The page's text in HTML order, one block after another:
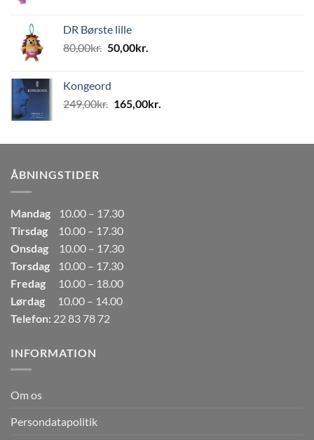
var:
80,00kr..50,00kr..
DR Børste lille
80,00kr. Den
var:
80,00kr..
50,00kr.
50,00kr..
Kongeord
249,00kr. Den
var:
165,00kr.
er:
ÅBNINGSTIDER
Mandag
10.00 – 17.30
Tirsdag
10.00 – 17.30
Onsdag
10.00 – 17.30
Torsdag
10.00 – 17.30
Fredag
10.00 – 18.00
Lørdag
10.00 – 14.00
Telefon: 22 83 78 72
INFORMATION
Om os
Persondatapolitik